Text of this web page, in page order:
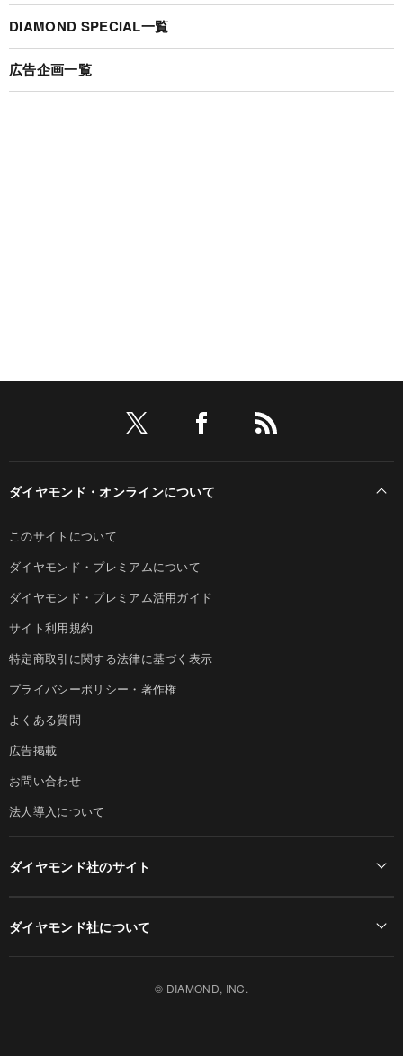
DIAMOND SPECIAL一覧
広告企画一覧
ダイヤモンド・オンラインについて
このサイトについて
ダイヤモンド・プレミアムについて
ダイヤモンド・プレミアム活用ガイド
サイト利用規約
特定商取引に関する法律に基づく表示
プライバシーポリシー・著作権
よくある質問
広告掲載
お問い合わせ
法人導入について
ダイヤモンド社のサイト
ダイヤモンド社について
© DIAMOND, INC.